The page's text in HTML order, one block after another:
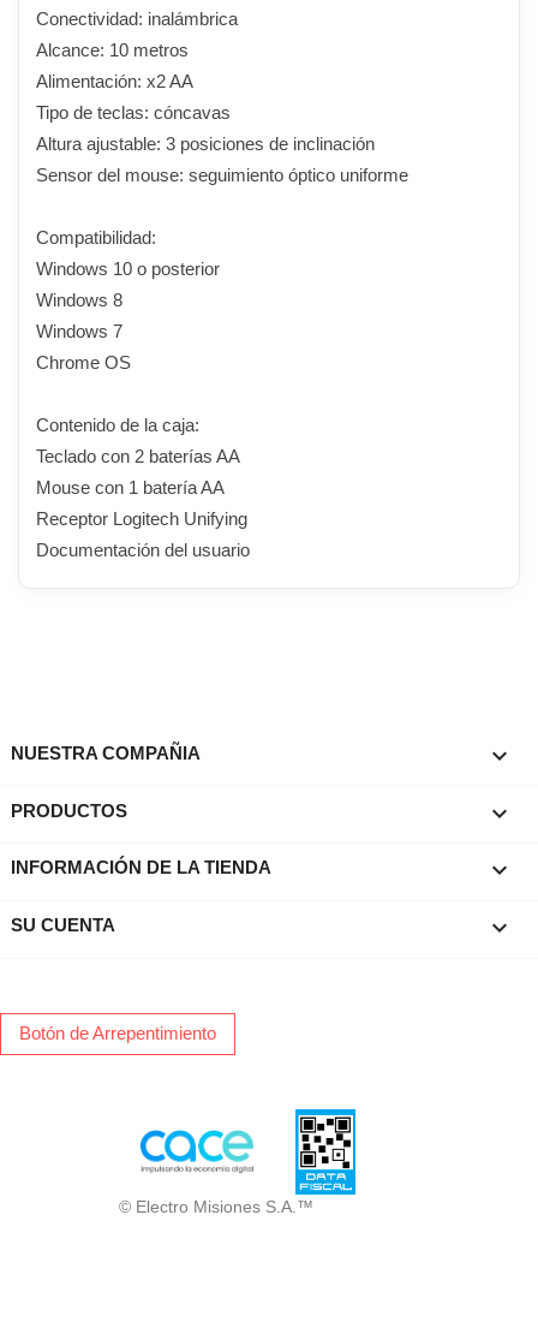
Conectividad: inalámbrica
Alcance: 10 metros
Alimentación: x2 AA
Tipo de teclas: cóncavas
Altura ajustable: 3 posiciones de inclinación
Sensor del mouse: seguimiento óptico uniforme
Compatibilidad:
Windows 10 o posterior
Windows 8
Windows 7
Chrome OS
Contenido de la caja:
Teclado con 2 baterías AA
Mouse con 1 batería AA
Receptor Logitech Unifying
Documentación del usuario
NUESTRA COMPAÑIA 
PRODUCTOS 
INFORMACIÓN DE LA TIENDA keyboard_arrow_down
SU CUENTA 
Botón de Arrepentimiento
© Electro Misiones S.A.™